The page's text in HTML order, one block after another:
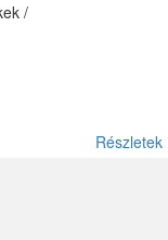
/
Részletek